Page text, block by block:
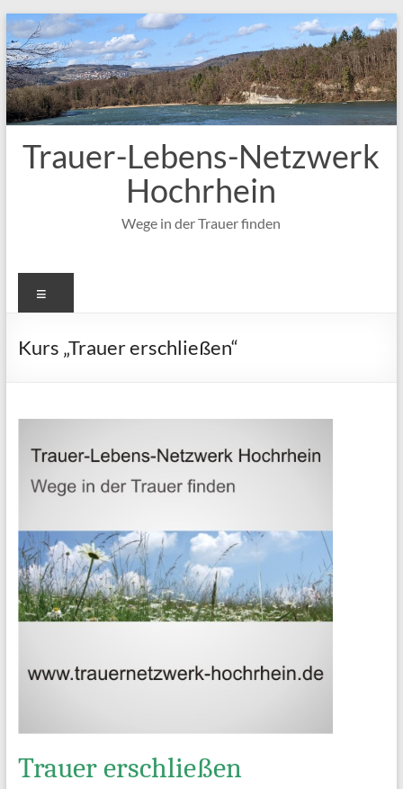
Zum
Inhalt
springen
Trauer-Lebens-Netzwerk
Hochrhein
Wege in der Trauer finden
Kurs „Trauer erschließen“
Trauer erschließen